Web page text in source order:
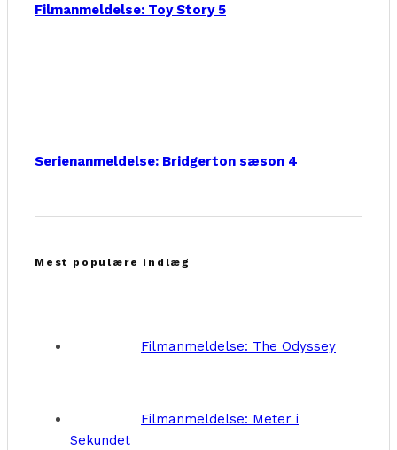
Filmanmeldelse: Toy Story 5
Serienanmeldelse: Bridgerton sæson 4
Mest populære indlæg
Filmanmeldelse: The Odyssey
Filmanmeldelse: Meter i
Sekundet